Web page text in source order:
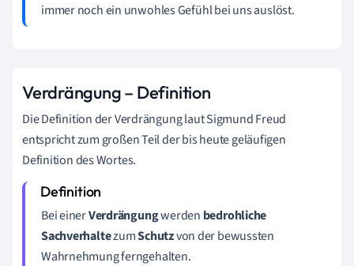
immer noch ein unwohles Gefühl bei uns auslöst.
Verdrängung – Definition
Die Definition der Verdrängung laut Sigmund Freud
entspricht zum großen Teil der bis heute geläufigen
Definition des Wortes.
Bei einerVerdrängungwerden bedrohliche
SachverhaltezumSchutzvon der bewussten
Wahrnehmung ferngehalten.